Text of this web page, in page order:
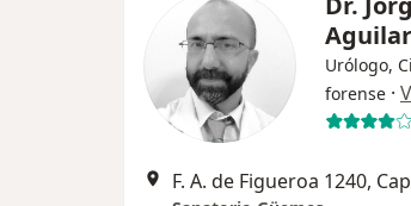
Aguilar
Urólogo,
forense ·
F. A. de Figueroa 1240,